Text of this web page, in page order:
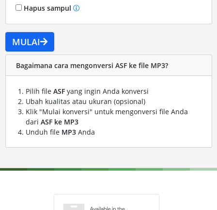
Hapus sampul
MULAI
Bagaimana cara mengonversi ASF ke file MP3?
Pilih file ASFyang ingin Anda konversi
Ubah kualitas atau ukuran (opsional)
Klik "Mulai konversi" untuk mengonversi file Anda
dari ASF ke MP3
Unduh file MP3Anda